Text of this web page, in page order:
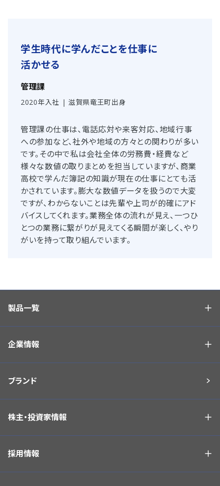
学生時代に学んだことを仕事に
活かせる
管理課
2020年入社 | 滋賀県竜王町出身
管理課の仕事は、電話応対や来客対応、地域行事
への参加など、社外や地域の方々との関わりが多い
です。その中で私は会社全体の労務費・経費など
様々な数値の取りまとめを担当していますが、商業
高校で学んだ簿記の知識が現在の仕事にとても活
かされています。膨大な数値データを扱うので大変
ですが、わからないことは先輩や上司が的確にアド
バイスしてくれます。業務全体の流れが見え、一つひ
とつの業務に繋がりが見えてくる瞬間が楽しく、やり
がいを持って取り組んでいます。
製品一覧
企業情報
ブランド
株主・投資家情報
採用情報